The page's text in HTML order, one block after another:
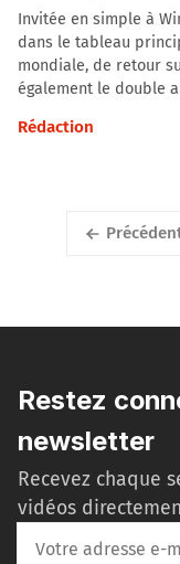
Invitée en simple à
dans le tableau
mondiale, de retour
également le double
Rédaction
Restez
newsletter
Recevez chaque
vidéos